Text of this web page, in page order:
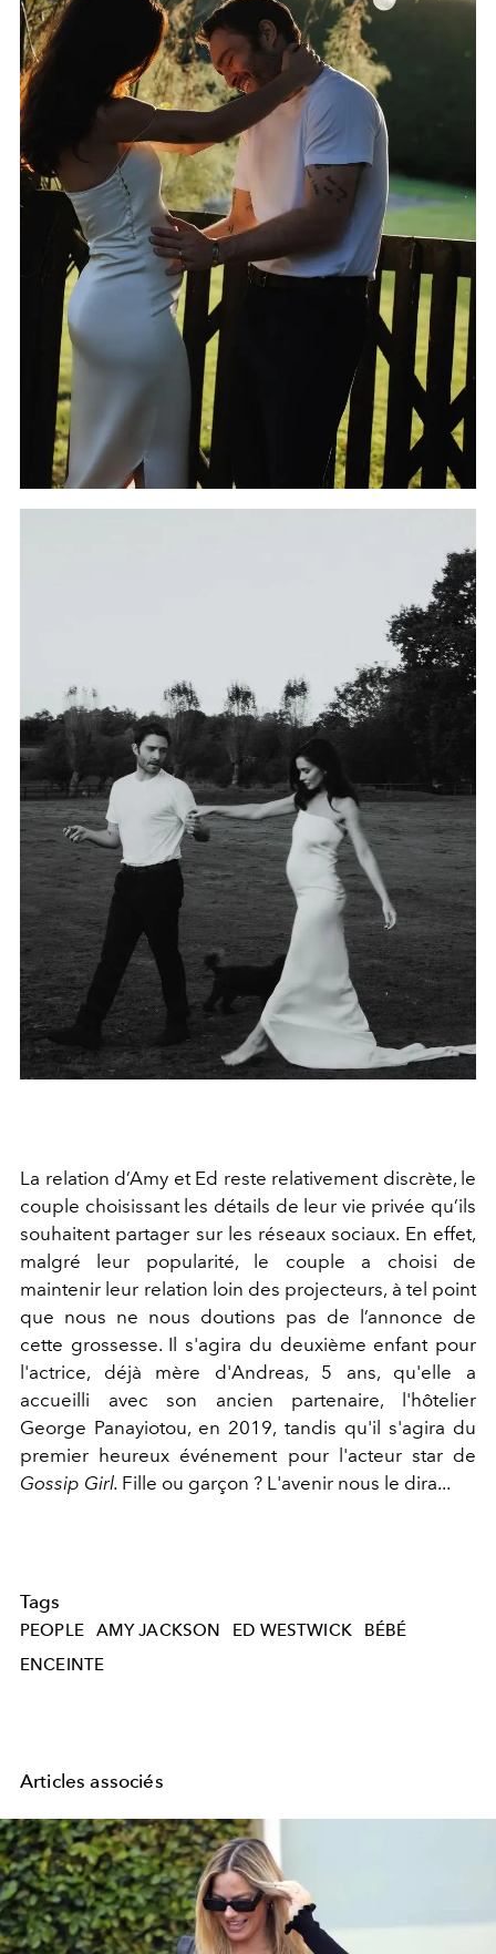
La relation d’Amy et Ed reste relativement discrète, le
couple choisissant les détails de leur vie privée qu’ils
souhaitent partager sur les réseaux sociaux. En effet,
malgré leur popularité, le couple a choisi de
maintenir leur relation loin des projecteurs, à tel point
que nous ne nous doutions pas de l’annonce de
cette grossesse. Il s'agira du deuxième enfant pour
l'actrice, déjà mère d'Andreas, 5 ans, qu'elle a
accueilli avec son ancien partenaire, l'hôtelier
George Panayiotou, en 2019, tandis qu'il s'agira du
premier heureux événement pour l'acteur star de
Gossip Girl. Fille ou garçon ? L'avenir nous le dira...
Tags
PEOPLE AMY JACKSON ED WESTWICK
BÉBÉ
ENCEINTE
Articles associés